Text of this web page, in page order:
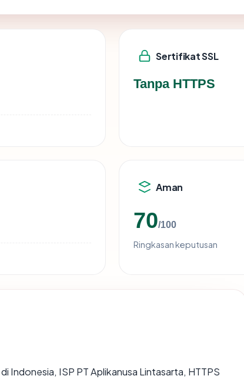
Sertifikat SSL
Tanpa HTTPS
Aman
70/100
Ringkasan keputusan
Indonesia, ISP PT Aplikanusa Lintasarta, HTTPS